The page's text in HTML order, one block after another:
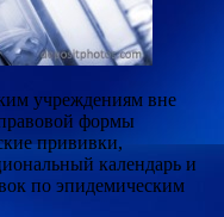
учреждениям вне
формы
прививки,
календарь и
по эпидемическим